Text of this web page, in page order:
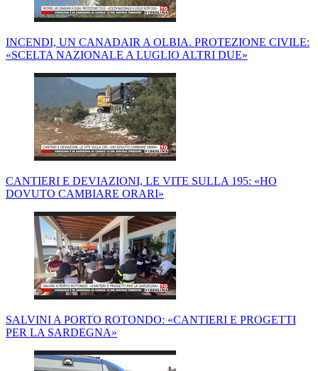
INCENDI, UN CANADAIR A OLBIA. PROTEZIONE CIVILE:
«SCELTA NAZIONALE A LUGLIO ALTRI DUE»
CANTIERI E DEVIAZIONI, LE VITE SULLA 195: «HO
DOVUTO CAMBIARE ORARI»
SALVINI A PORTO ROTONDO: «CANTIERI E PROGETTI
PER LA SARDEGNA»